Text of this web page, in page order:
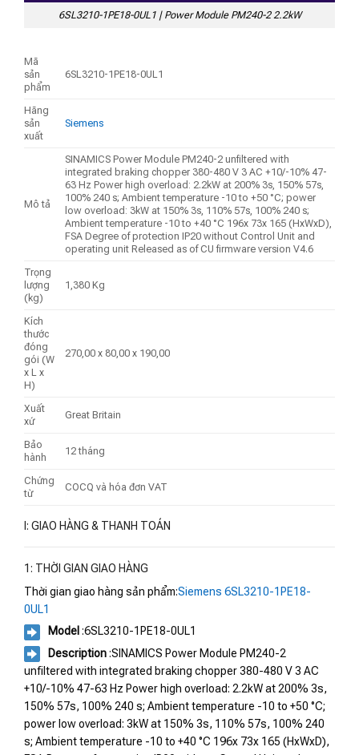
6SL3210-1PE18-0UL1 | Power Module PM240-2 2.2kW
Mã
sản
phẩm
6SL3210-1PE18-0UL1
Hãng
sản
xuất
Siemens
Mô tả
SINAMICS Power Module PM240-2 unfiltered with
integrated braking chopper 380-480 V 3 AC +10/-10% 47-
63 Hz Power high overload: 2.2kW at 200% 3s, 150% 57s,
100% 240 s; Ambient temperature -10 to +50 °C; power
low overload: 3kW at 150% 3s, 110% 57s, 100% 240 s;
Ambient temperature -10 to +40 °C 196x 73x 165 (HxWxD),
FSA Degree of protection IP20 without Control Unit and
operating unit Released as of CU firmware version V4.6
Trọng
lượng
(kg)
1,380 Kg
Kích
thước
đóng
gói (W
x L x
H)
270,00 x 80,00 x 190,00
Xuất
xứ
Great Britain
Bảo
hành
12 tháng
Chứng
từ
COCQ và hóa đơn VAT
I: GIAO HÀNG & THANH TOÁN
1: THỜI GIAN GIAO HÀNG
Thời gian giao hàng sản phẩm:Siemens 6SL3210-1PE18-
0UL1
Model :6SL3210-1PE18-0UL1
Description:SINAMICS Power Module PM240-2
unfiltered with integrated braking chopper 380-480 V 3 AC
+10/-10% 47-63 Hz Power high overload: 2.2kW at 200% 3s,
150% 57s, 100% 240 s; Ambient temperature -10 to +50 °C;
power low overload: 3kW at 150% 3s, 110% 57s, 100% 240
s; Ambient temperature -10 to +40 °C 196x 73x 165 (HxWxD),